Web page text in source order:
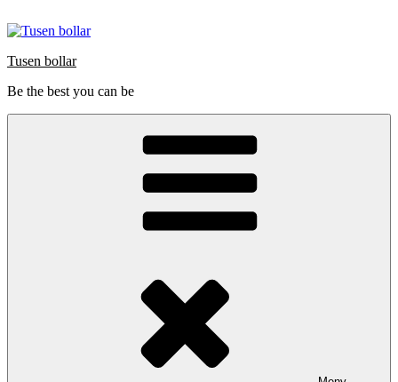
till
Tusen bollar
Be the best you can be